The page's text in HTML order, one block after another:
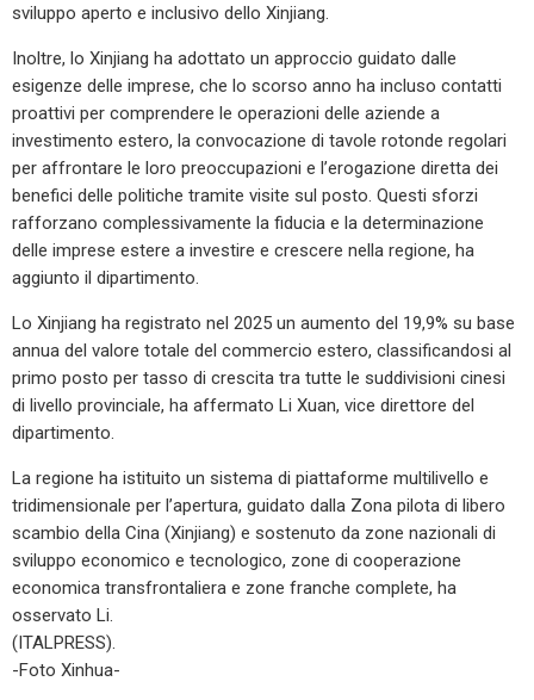
sviluppo aperto e inclusivo dello Xinjiang.
Inoltre, lo Xinjiang ha adottato un approccio guidato dalle
esigenze delle imprese, che lo scorso anno ha incluso contatti
proattivi per comprendere le operazioni delle aziende a
investimento estero, la convocazione di tavole rotonde regolari
per affrontare le loro preoccupazioni e l’erogazione diretta dei
benefici delle politiche tramite visite sul posto. Questi sforzi
rafforzano complessivamente la fiducia e la determinazione
delle imprese estere a investire e crescere nella regione, ha
aggiunto il dipartimento.
Lo Xinjiang ha registrato nel 2025 un aumento del 19,9% su base
annua del valore totale del commercio estero, classificandosi al
primo posto per tasso di crescita tra tutte le suddivisioni cinesi
di livello provinciale, ha affermato Li Xuan, vice direttore del
dipartimento.
La regione ha istituito un sistema di piattaforme multilivello e
tridimensionale per l’apertura, guidato dalla Zona pilota di libero
scambio della Cina (Xinjiang) e sostenuto da zone nazionali di
sviluppo economico e tecnologico, zone di cooperazione
economica transfrontaliera e zone franche complete, ha
osservato Li.
(ITALPRESS).
-Foto Xinhua-